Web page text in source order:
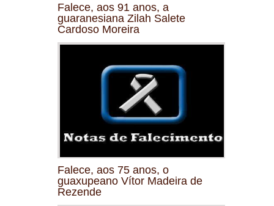
Falece, aos 91 anos, a
guaranesiana Zilah Salete
Cardoso Moreira
Falece, aos 75 anos, o
guaxupeano Vítor Madeira de
Rezende